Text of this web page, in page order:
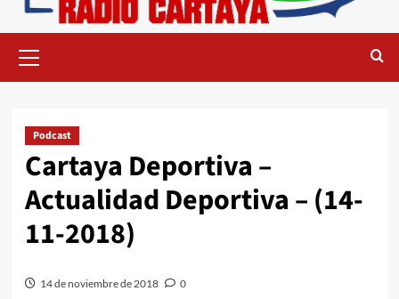
Podcast
Cartaya Deportiva –
Actualidad Deportiva – (14-
11-2018)
14 de noviembre de 2018 0